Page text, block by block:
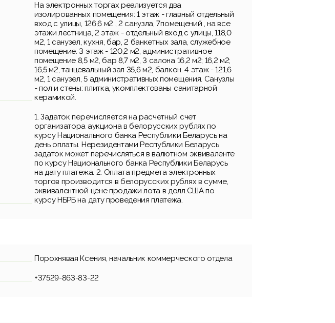
На электронных торгах реализуется два
изолированных помещения: 1 этаж - главный отдельный
вход с улицы, 126,6 м2 , 2 санузла, 7помещений , на все
этажи лестница, 2 этаж - отдельный вход с улицы, 118,0
м2, 1 санузел, кухня, бар, 2 банкетных зала, служебное
помещение. 3 этаж - 120,2 м2, административное
помещение 8,5 м2, бар 8,7 м2, 3 салона 16,2 м2; 16,2 м2;
16,5 м2, танцевальный зал 35,6 м2, балкон. 4 этаж - 121,6
м2, 1 санузел, 5 административных помещения. Санузлы
- пол и стены: плитка, укомплектованы санитарной
керамикой.
1. Задаток перечисляется на расчетный счет
организатора аукциона в белорусских рублях по
курсу Национального банка Республики Беларусь на
день оплаты. Нерезидентами Республики Беларусь
задаток может перечисляться в валютном эквиваленте
по курсу Национального банка Республики Беларусь
на дату платежа. 2. Оплата предмета электронных
торгов производится в белорусских рублях в сумме,
эквивалентной цене продажи лота в долл.США по
курсу НБРБ на дату проведения платежа.
Порохнявая Ксения, начальник коммерческого отдела
+37529-863-83-22